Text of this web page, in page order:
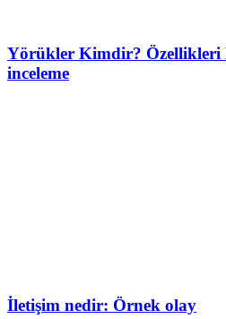
Yörükler Kimdir? Özellikleri
inceleme
İletişim nedir: Örnek olay